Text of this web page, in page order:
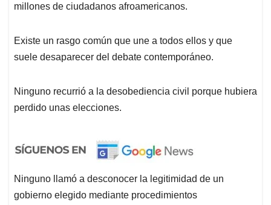
millones de ciudadanos afroamericanos.
Existe un rasgo común que une a todos ellos y que
suele desaparecer del debate contemporáneo.
Ninguno recurrió a la desobediencia civil porque hubiera
perdido unas elecciones.
Ninguno llamó a desconocer la legitimidad de un
gobierno elegido mediante procedimientos